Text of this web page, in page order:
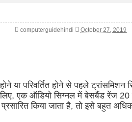
computerguidehindi October 27, 2019
या परिवर्तित होने से पहले ट्रांसमिशन
एक ऑडियो सिग्नल में बेसबैंड रेंज
किया जाता है, तो इसे बहुत